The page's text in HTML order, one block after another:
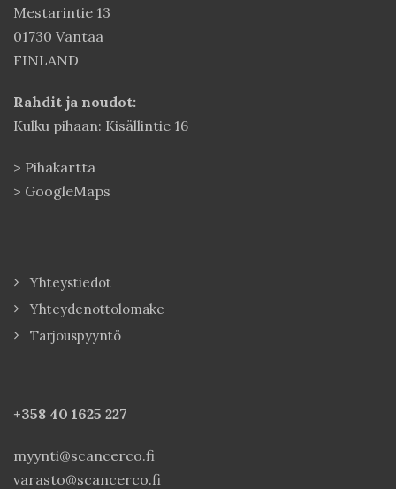
Mestarintie 13
01730 Vantaa
FINLAND
Rahdit ja noudot:
Kulku pihaan: Kisällintie 16
> Pihakartta
> GoogleMaps
Yhteystiedot
Yhteydenottolomake
Tarjouspyyntö
+358 40 1625 227
myynti@scancerco.fi
varasto@scancerco.fi